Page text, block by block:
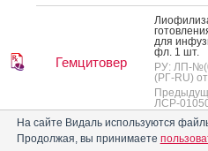
Гемцитовер
для
фл. 1 шт.
РУ: ЛП-
(РГ-RU)
ЛСР-
На сайте Видаль используются
Продолжая, вы принимаете